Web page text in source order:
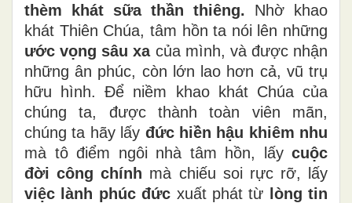
thèm khát sữa thần thiêng. Nhờ khao
khát Thiên Chúa, tâm hồn ta nói lên những
ước vọng sâu xacủa mình, và được nhận
những ân phúc, còn lớn lao hơn cả, vũ trụ
hữu hình. Để niềm khao khát Chúa của
chúng ta, được thành toàn viên mãn,
chúng ta hãy lấy đức hiền hậu khiêm nhu
mà tô điểm ngôi nhà tâm hồn, lấy cuộc
đời công chính mà chiếu soi rực rỡ, lấy
việc lành phúc đức xuất phát từ lòng tin